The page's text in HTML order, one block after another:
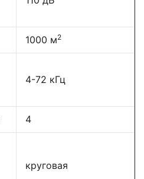
1000 м2
4-72 кГц
4
круговая